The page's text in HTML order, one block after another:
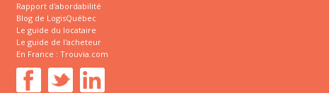
Rapport d'abordabilité
Blog de LogisQuébec
Le guide du locataire
Le guide de l'acheteur
En France : Trouvia.com